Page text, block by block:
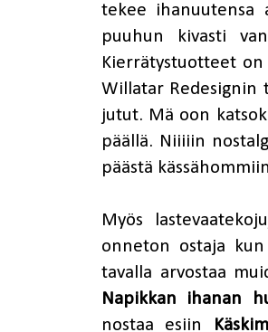
tekee
puuhun kivasti
Kierrätystuotteet
Willatar Redesignin
jutut. Mä oon
päällä. Niiiiin
päästä
Myös
onneton ostaja
tavalla arvostaa
Napikkan ihanan
nostaa esiin